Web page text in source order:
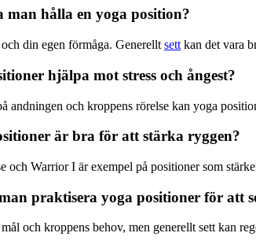
man hålla en yoga position?
din egen förmåga. Generellt sett kan det vara
hjälpa mot stress och ångest?
andningen och kroppens rörelse kan yoga
är bra för att stärka ryggen?
och Warrior I är exempel på positioner som
praktisera yoga positioner för att
och kroppens behov, men generellt sett kan